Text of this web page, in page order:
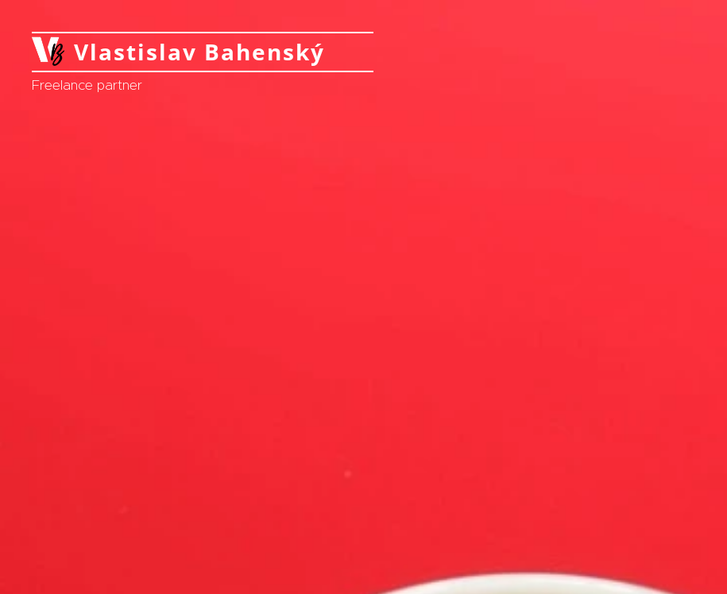
Vlastislav Bahenský
Bahenský
Freelance partner